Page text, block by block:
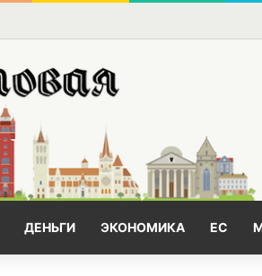
ДЕНЬГИ ЭКОНОМИКА ЕС